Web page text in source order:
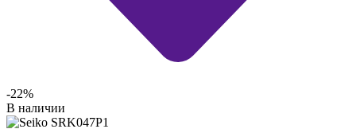
-22%
В наличии